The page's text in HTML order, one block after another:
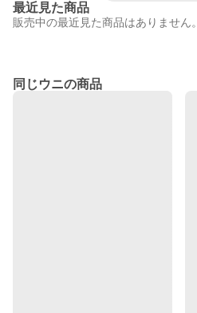
最近見た商品
販売中の最近見た商品はありません。
同じウニの商品